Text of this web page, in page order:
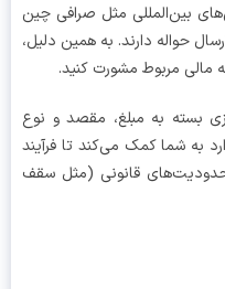
مثل صرافی چین
دارند. به همین دلیل،
مربوط مشورت کنید.
به مبلغ، مقصد و نوع
کمک می‌کند تا فرآیند
قانونی (مثل سقف